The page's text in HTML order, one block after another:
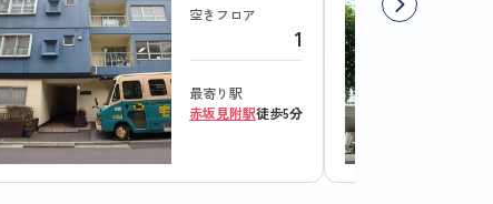
空きフロア
1
最寄り駅
赤坂見附駅徒歩5分